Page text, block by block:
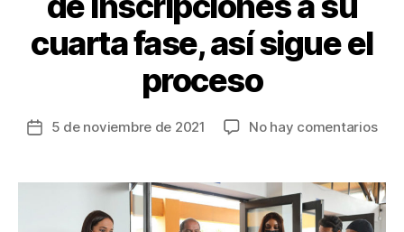
cuarta fase, así sigue el
proceso
Fecha
entrada
5 de noviembre de 2021 No hay comentariosen